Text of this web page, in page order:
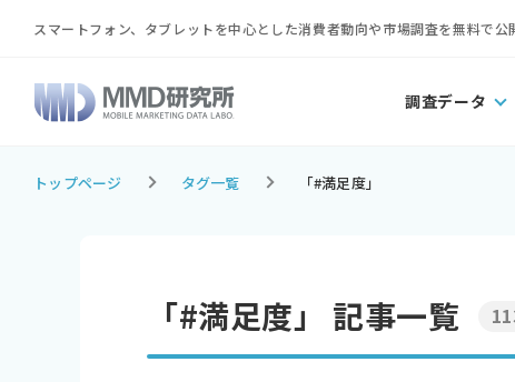
スマートフォン、タブレットを中心とした消費者動向や市場調査を無料で公
調査データ
トップページ タグ一覧 「#満足度」
「#満足度」 記事一覧